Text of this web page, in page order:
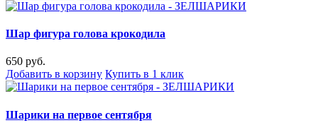
Шар фигура голова крокодила
650 руб.
Добавить в корзину Купить в 1 клик
Шарики на первое сентября